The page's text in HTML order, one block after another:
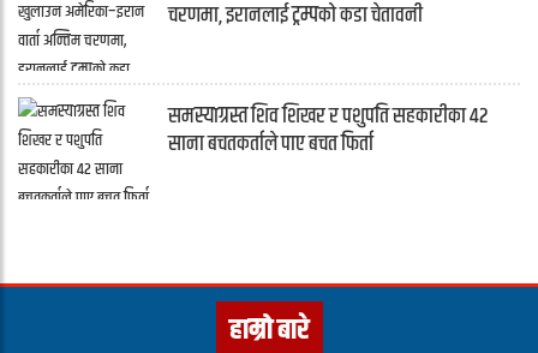
चरणमा, इरानलाई ट्रम्पको कडा चेतावनी
समस्याग्रस्त शिव शिखर र पशुपति सहकारीका ४२
साना बचतकर्ताले पाए बचत फिर्ता
हाम्रो बारे